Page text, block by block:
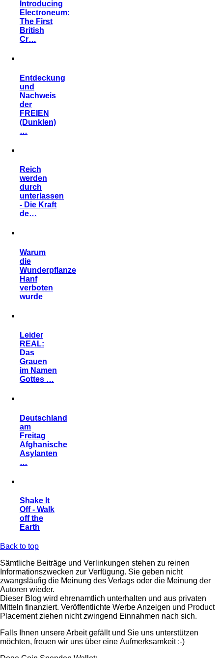
Introducing
Electroneum:
The First
British
Cr…
Entdeckung
und
Nachweis
der
FREIEN
(Dunklen)
…
Reich
werden
durch
unterlassen
- Die Kraft
de…
Warum
die
Wunderpflanze
Hanf
verboten
wurde
Leider
REAL:
Das
Grauen
im Namen
Gottes …
Deutschland
am
Freitag
Afghanische
Asylanten
…
Shake It
Off - Walk
off the
Earth
Back to top
Sämtliche Beiträge und Verlinkungen stehen zu reinen
Informationszwecken zur Verfügung. Sie geben nicht
zwangsläufig die Meinung des Verlags oder die Meinung der
Autoren wieder.
Dieser Blog wird ehrenamtlich unterhalten und aus privaten
Mitteln finanziert. Veröffentlichte Werbe Anzeigen und Product
Placement ziehen nicht zwingend Einnahmen nach sich.
Falls Ihnen unsere Arbeit gefällt und Sie uns unterstützen
möchten, freuen wir uns über eine Aufmerksamkeit :-)